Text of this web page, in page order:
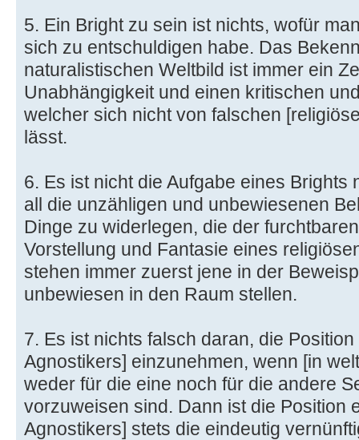
5. Ein Bright zu sein ist nichts, wofür
sich zu entschuldigen habe. Das
naturalistischen Weltbild ist immer ein
Unabhängigkeit und einen kritischen
welcher sich nicht von falschen
lässt.
6. Es ist nicht die Aufgabe eines Brights
all die unzähligen und unbewiesenen
Dinge zu widerlegen, die der
Vorstellung und Fantasie eines
stehen immer zuerst jene in der
unbewiesen in den Raum stellen.
7. Es ist nichts falsch daran, die
Agnostikers] einzunehmen, wenn [in
weder für die eine noch für die andere
vorzuweisen sind. Dann ist die Position
Agnostikers] stets die eindeutig